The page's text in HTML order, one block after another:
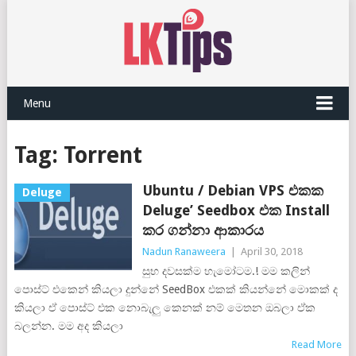
Menu
Tag: Torrent
Deluge
Ubuntu / Debian VPS එකක
Deluge’ Seedbox එක Install
කර ගන්නා ආකාරය
Nadun Ranaweera April 30, 2018
සුභ දවසක්ම හැමෝටම.! මම කලින්
පොස්ට් එකෙන් කියලා දුන්නේ SeedBox එකක් කියන්නේ මොකක් ද
කියලා ඒ පොස්ට් එක නොබැලු කෙනක් නම් මෙතන ඔබලා ඒක
බලන්න. මම අද කියලා
Read More